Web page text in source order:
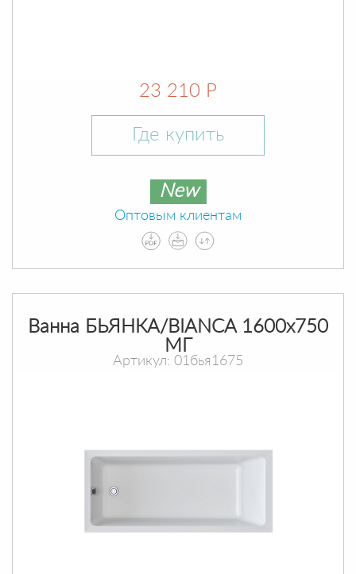
23 210 Р
Где купить
New
Оптовым клиентам
Ванна БЬЯНКА/BIANCA 1600х750
МГ
Артикул: 01бья1675